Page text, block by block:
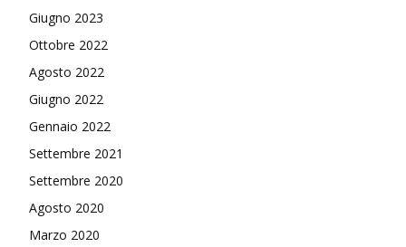
Giugno 2023
Ottobre 2022
Agosto 2022
Giugno 2022
Gennaio 2022
Settembre 2021
Settembre 2020
Agosto 2020
Marzo 2020